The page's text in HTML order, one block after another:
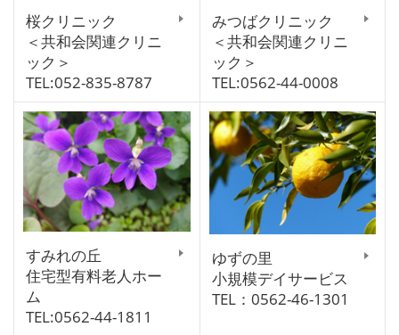
桜クリニック
＜共和会関連クリニ
ック＞
TEL:052-835-8787
みつばクリニック
＜共和会関連クリニ
ック＞
TEL:0562-44-0008
すみれの丘
住宅型有料老人ホー
ム
TEL:0562-44-1811
ゆずの里
小規模デイサービス
TEL：0562-46-1301